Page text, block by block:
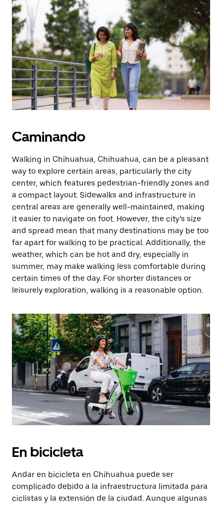
una
fecha.
Presiona
la
tecla Esc
para
cerrar
el
calendario.
Caminando
Walking in Chihuahua, Chihuahua, can be a pleasant
way to explore certain areas, particularly the city
center, which features pedestrian-friendly zones and
a compact layout. Sidewalks and infrastructure in
central areas are generally well-maintained, making
it easier to navigate on foot. However, the city’s size
and spread mean that many destinations may be too
far apart for walking to be practical. Additionally, the
weather, which can be hot and dry, especially in
summer, may make walking less comfortable during
certain times of the day. For shorter distances or
leisurely exploration, walking is a reasonable option.
En bicicleta
Andar en bicicleta en Chihuahua puede ser
complicado debido a la infraestructura limitada para
ciclistas y la extensión de la ciudad. Aunque algunas